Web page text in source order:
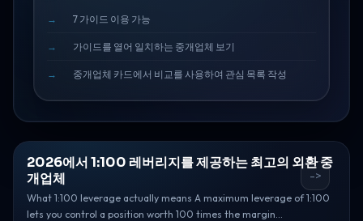
7 가이드 이용 가능
가이드를 열어 일치하는 중개업체 보기
중개업체 카드에서 비교를 사용하여 관심 목록 작성
2026에서 1:100 레버리지를 제공하는 최고의 외환 중
개업체
What 1:100 leverage actually means A maximum leverage of 1:100
lets you control a position worth 100 times the margin...
->